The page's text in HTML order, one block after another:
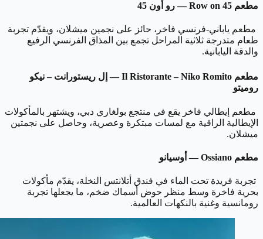
مطعم Row on 45 — رو أون 45
مطعم ياباني-فرنسي فاخر، حائز على نجمين ميشلان، ويقدّم تجربة
طعام متدرجة ثلاثية المراحل تجمع بين المذاق الفرنسي الرفيع
والدقة اليابانية.
مطعم Il Ristorante – Niko Romito — إل ريستورانت – نيكو
روميتو
مطعم إيطالي فاخر يقع في منتجع بولغاري دبي، ويشتهر بالمأكولات
الإيطالية الراقية مع لمسات مبتكرة وعصرية، وحاصل على نجمتين
ميشلان.
مطعم Ossiano — أوسيانو
تجربة فريدة تحت الماء في فندق أتلانتس النخلة، يقدّم مأكولات
بحرية فاخرة وسط منظر حوض أسماك ضخم، ما يجعلها تجربة
رومانسية وغنية بالنكهات العالمية.